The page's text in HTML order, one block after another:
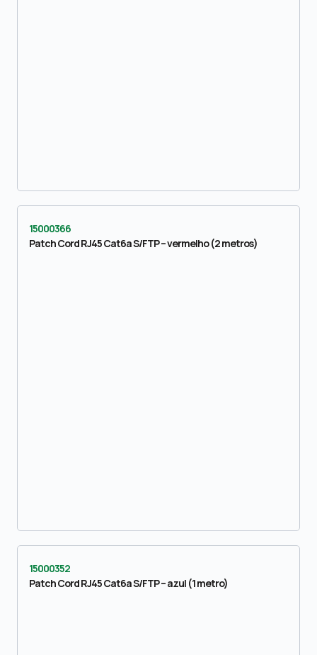
15000366
Patch Cord RJ45 Cat6a S/FTP – vermelho (2 metros)
15000352
Patch Cord RJ45 Cat6a S/FTP – azul (1 metro)